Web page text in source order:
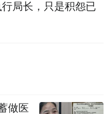
局长，只是积怨已
做医